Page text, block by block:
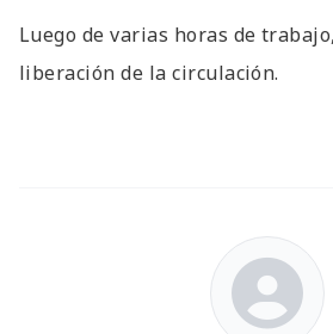
Luego de varias horas de
liberación de la circulación.